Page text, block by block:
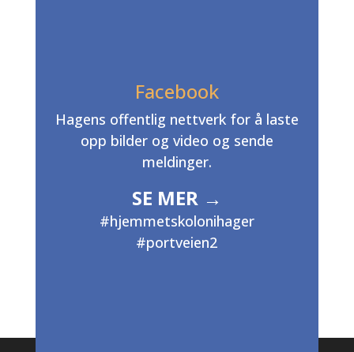
Facebook
Hagens offentlig nettverk for å laste
opp bilder og video og sende
meldinger.
SE MER →
#hjemmetskolonihager
#portveien2